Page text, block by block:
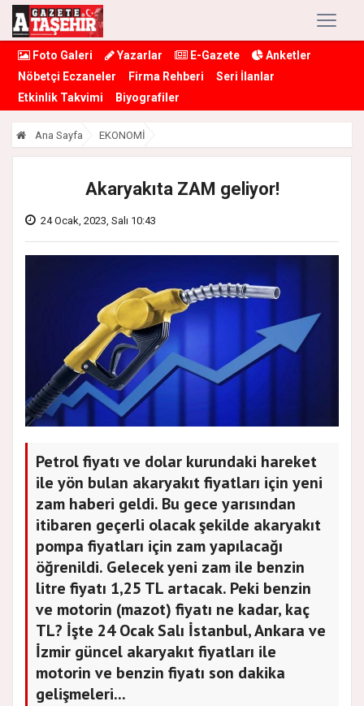
Foto Galeri Yazarlar E-Gazete
Anketler
Nöbetçi Eczaneler
Firma Rehberi
Seri İlanlar
Etkinlik Takvimi
Biyografiler
Ana Sayfa EKONOMİ
Akaryakıta ZAM geliyor!
24 Ocak, 2023, Salı 10:43
Petrol fiyatı ve dolar kurundaki hareket
ile yön bulan akaryakıt fiyatları için yeni
zam haberi geldi. Bu gece yarısından
itibaren geçerli olacak şekilde akaryakıt
pompa fiyatları için zam yapılacağı
öğrenildi. Gelecek yeni zam ile benzin
litre fiyatı 1,25 TL artacak. Peki benzin
ve motorin (mazot) fiyatı ne kadar, kaç
TL? İşte 24 Ocak Salı İstanbul, Ankara ve
İzmir güncel akaryakıt fiyatları ile
motorin ve benzin fiyatı son dakika
gelişmeleri...